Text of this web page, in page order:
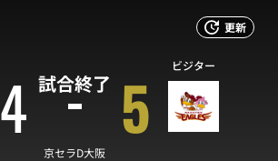
更新
試合終了
4 5 ビジター
京セラD大阪